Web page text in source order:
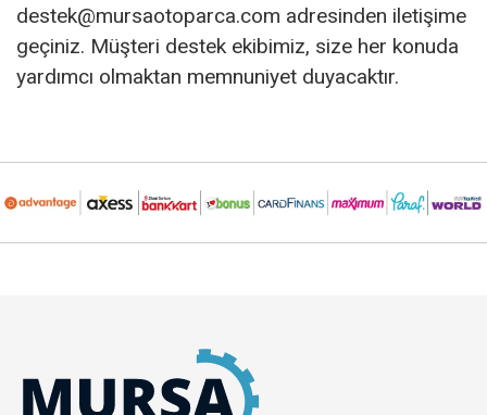
destek@mursaotoparca.com adresinden iletişime
geçiniz. Müşteri destek ekibimiz, size her konuda
yardımcı olmaktan memnuniyet duyacaktır.